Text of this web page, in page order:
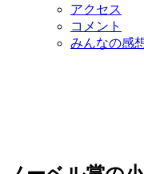
アクセス
コメント
みんなの感